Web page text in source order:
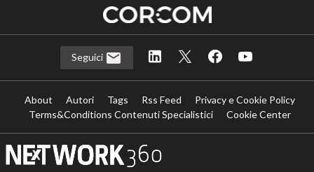
Seguici
About Autori Tags Rss Feed
Privacy e Cookie Policy
Terms&Conditions Contenuti Specialistici
Cookie Center